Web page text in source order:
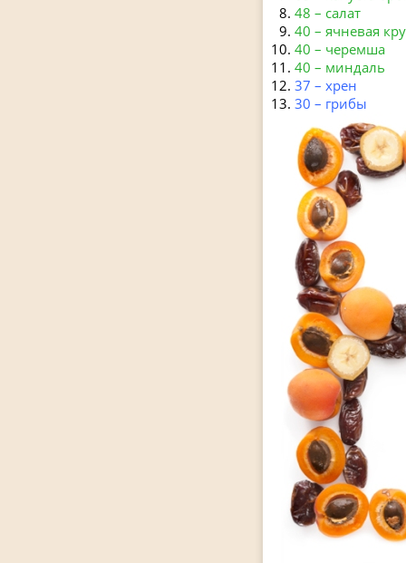
48 – салат
40 – ячневая
40 – черемша
40 – миндаль
37 – хрен
30 – грибы